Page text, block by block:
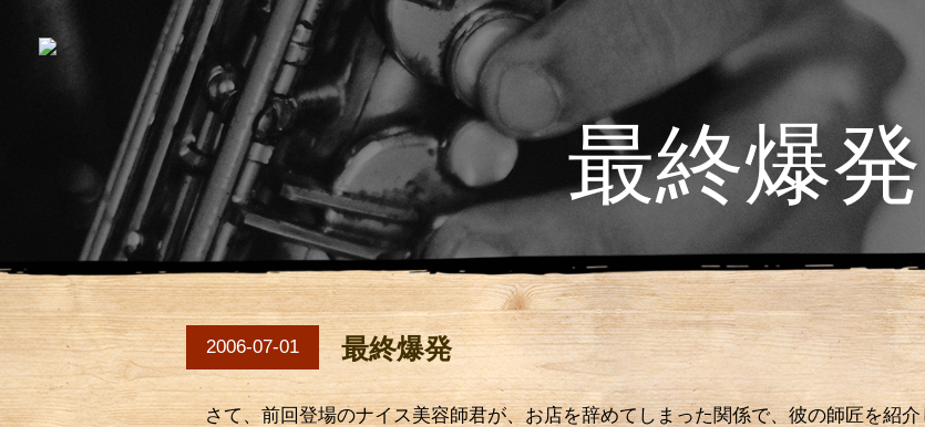
最終爆発
2006-07-01 最終爆発
さて、前回登場のナイス美容師君が、お店を辞めてしまった関係で、彼の師匠を紹介